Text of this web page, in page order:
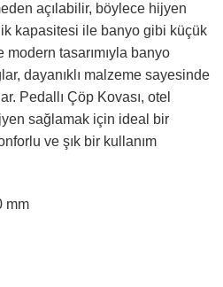
açılabilir, böylece hijyen
kapasitesi ile banyo gibi küçük
tasarımıyla banyo
dayanıklı malzeme sayesinde
Pedallı Çöp Kovası, otel
sağlamak için ideal bir
ve şık bir kullanım
mm